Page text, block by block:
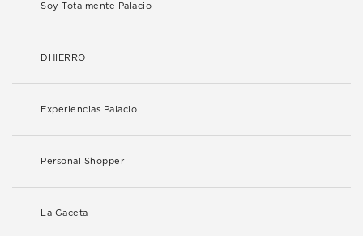
Soy Totalmente Palacio
DHIERRO
Experiencias Palacio
Personal Shopper
La Gaceta